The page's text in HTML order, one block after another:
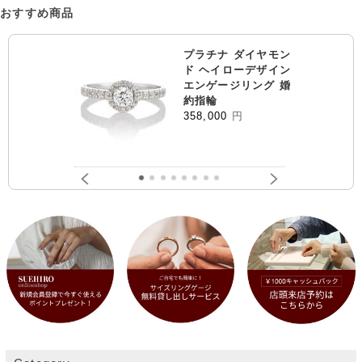
おすすめ商品
プラチナ ダイヤモン
ド ヘイローデザイン
エンゲージリング 婚
約指輪
358,000 円